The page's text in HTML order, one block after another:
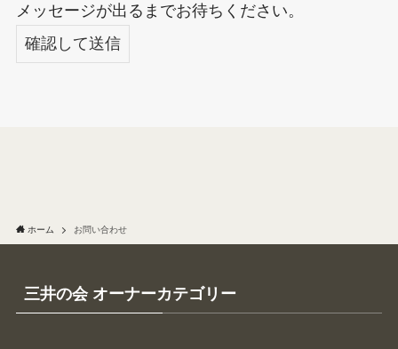
メッセージが出るまでお待ちください。
ホーム お問い合わせ
三井の会 オーナーカテゴリー